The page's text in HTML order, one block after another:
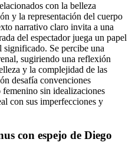
con la belleza
y la representación del cuerpo
narrativo claro invita a una
del espectador juega un papel
Se percibe una
sugiriendo una reflexión
y la complejidad de las
desafía convenciones
sin idealizaciones
con sus imperfecciones y
con espejo de Diego